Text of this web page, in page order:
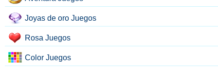
Joyas de oro Juegos
Rosa Juegos
Color Juegos